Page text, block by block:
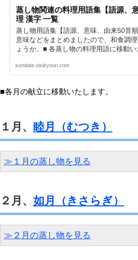
蒸し物関連の料理用語集【語源、
理 漢字 一覧
蒸し物用語集【語源、意味、由来50音
意味などをまとめましたので、和食調
ょうか。■ 各蒸し物の料理用語に移動い
kondate.oisiiryouri.com
■各月の献立に移動いたします。
１月、 睦月（むつき）
≫１月の蒸し物を見る
２月、 如月（きさらぎ）
≫２月の蒸し物を見る